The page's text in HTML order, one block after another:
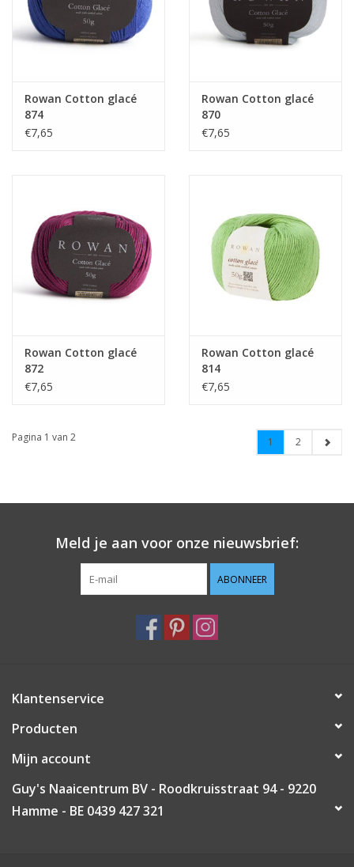
Rowan Cotton glacé
874
€7,65
Rowan Cotton glacé
870
€7,65
Rowan Cotton glacé
872
€7,65
Rowan Cotton glacé
814
€7,65
Pagina 1 van 2 1 2
Meld je aan voor onze nieuwsbrief:
ABONNEER
Klantenservice
Producten
Mijn account
Guy's Naaicentrum BV - Roodkruisstraat 94 - 9220
Hamme - BE 0439 427 321